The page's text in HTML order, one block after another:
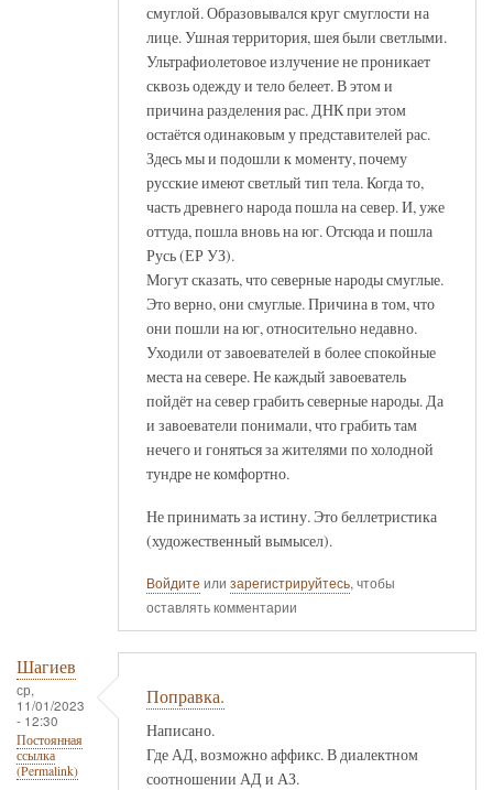
смуглой. Образовывался круг смуглости на
лице. Ушная территория, шея были светлыми.
Ультрафиолетовое излучение не проникает
сквозь одежду и тело белеет. В этом и
причина разделения рас. ДНК при этом
остаётся одинаковым у представителей рас.
Здесь мы и подошли к моменту, почему
русские имеют светлый тип тела. Когда то,
часть древнего народа пошла на север. И, уже
оттуда, пошла вновь на юг. Отсюда и пошла
Русь (ЕР УЗ).
Могут сказать, что северные народы смуглые.
Это верно, они смуглые. Причина в том, что
они пошли на юг, относительно недавно.
Уходили от завоевателей в более спокойные
места на севере. Не каждый завоеватель
пойдёт на север грабить северные народы. Да
и завоеватели понимали, что грабить там
нечего и гоняться за жителями по холодной
тундре не комфортно.
Не принимать за истину. Это беллетристика
(художественный вымысел).
Войдите или зарегистрируйтесь, чтобы
оставлять комментарии
Шагиев
ср,
11/01/2023
- 12:30
Постоянная
ссылка
(Permalink)
Поправка.
Написано.
Где АД, возможно аффикс. В диалектном
соотношении АД и АЗ.